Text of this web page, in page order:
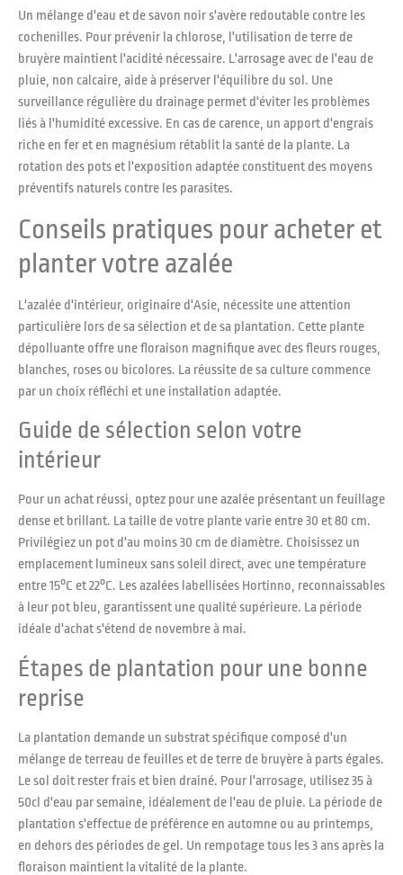
Un mélange d'eau et de savon noir s'avère redoutable contre les
cochenilles. Pour prévenir la chlorose, l'utilisation de terre de
bruyère maintient l'acidité nécessaire. L'arrosage avec de l'eau de
pluie, non calcaire, aide à préserver l'équilibre du sol. Une
surveillance régulière du drainage permet d'éviter les problèmes
liés à l'humidité excessive. En cas de carence, un apport d'engrais
riche en fer et en magnésium rétablit la santé de la plante. La
rotation des pots et l'exposition adaptée constituent des moyens
préventifs naturels contre les parasites.
Conseils pratiques pour acheter et
planter votre azalée
L'azalée d'intérieur, originaire d'Asie, nécessite une attention
particulière lors de sa sélection et de sa plantation. Cette plante
dépolluante offre une floraison magnifique avec des fleurs rouges,
blanches, roses ou bicolores. La réussite de sa culture commence
par un choix réfléchi et une installation adaptée.
Guide de sélection selon votre
intérieur
Pour un achat réussi, optez pour une azalée présentant un feuillage
dense et brillant. La taille de votre plante varie entre 30 et 80 cm.
Privilégiez un pot d'au moins 30 cm de diamètre. Choisissez un
emplacement lumineux sans soleil direct, avec une température
entre 15°C et 22°C. Les azalées labellisées Hortinno, reconnaissables
à leur pot bleu, garantissent une qualité supérieure. La période
idéale d'achat s'étend de novembre à mai.
Étapes de plantation pour une bonne
reprise
La plantation demande un substrat spécifique composé d'un
mélange de terreau de feuilles et de terre de bruyère à parts égales.
Le sol doit rester frais et bien drainé. Pour l'arrosage, utilisez 35 à
50cl d'eau par semaine, idéalement de l'eau de pluie. La période de
plantation s'effectue de préférence en automne ou au printemps,
en dehors des périodes de gel. Un rempotage tous les 3 ans après la
floraison maintient la vitalité de la plante.